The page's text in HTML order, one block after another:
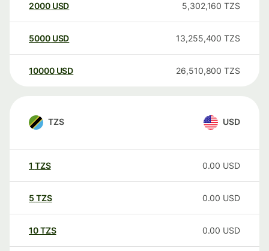
2000 USD 5,302,160 TZS
5000 USD 13,255,400 TZS
10000 USD 26,510,800 TZS
TZS USD
1 TZS 0.00 USD
5 TZS 0.00 USD
10TZS 0.00 USD